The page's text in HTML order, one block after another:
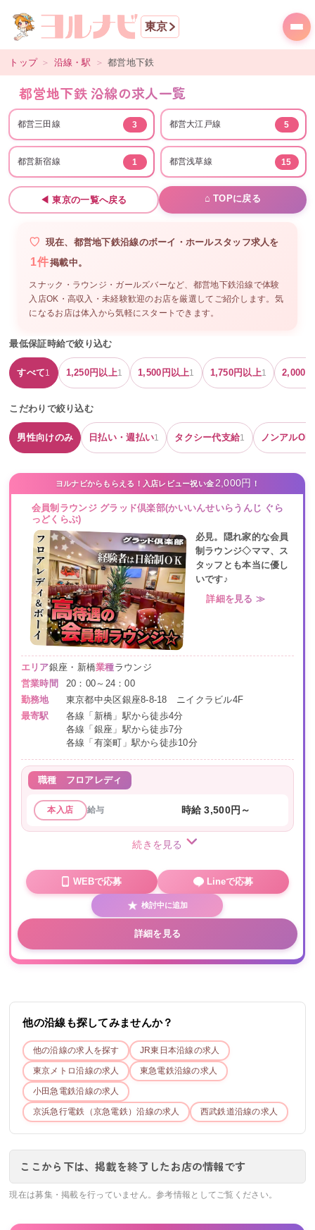
東京
トップ ＞ 沿線・駅 ＞ 都営地下鉄
都営地下鉄 沿線の求人一覧
都営三田線 3 都営大江戸線 5
都営新宿線 1 都営浅草線 15
◀東京の一覧へ戻る ⌂ TOPに戻る
現在、 都営地下鉄沿線のボーイ・ホールスタッフ求人を
1件掲載中。
スナック・ラウンジ・ガールズバーなど、 都営地下鉄沿線で体験
入店OK・高収入・未経験歓迎のお店を厳選してご紹介します。気
になるお店は体入から気軽にスタートできます。
最低保証時給で絞り込む
すべて1 1,250円以上1 1,500 円以上1 1,750円以上1 2,000
こだわりで絞り込む
男性向けのみ 日払い・週払い1 タクシー代支給1 ノンアルOK
ヨルナビからもらえる！入店レビュー祝い金2,000円 ！
会員制ラウンジ グラッド倶楽部(かいいんせいらうんじ ぐら
っどくらぶ)
必見。隠れ家的な会員
制ラウンジ◇ママ、ス
タッフとも本当に優し
いです♪
詳細を見る ≫
エリア銀座・新橋業種ラウンジ
営業時間
20：00～24：00
勤務地
東京都中央区銀座8-8-18 ニイクラビル4F
最寄駅
各線「新橋」駅から徒歩4分
各線「銀座」駅から徒歩7分
各線「有楽町」駅から徒歩10分
職種 フロアレディ
本入店 給与 時給 3,500円～
続きを見る
WEBで応募 Lineで応募
検討中に追加
詳細を見る
他の沿線も探してみませんか？
他の沿線の求人を探す JR東日本沿線の求人
東京メトロ沿線の求人 東急電鉄沿線の求人
小田急電鉄沿線の求人
京浜急行電鉄（京急電鉄）沿線の求人 西武鉄道沿線の求人
ここから下は、掲載を終了したお店の情報です
現在は募集・掲載を行っていません。参考情報としてご覧ください。